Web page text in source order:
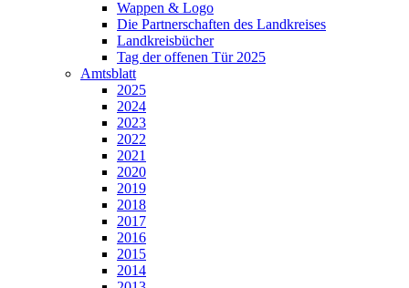
Wappen & Logo
Die Partnerschaften des Landkreises
Landkreisbücher
Tag der offenen Tür 2025
Amtsblatt
2025
2024
2023
2022
2021
2020
2019
2018
2017
2016
2015
2014